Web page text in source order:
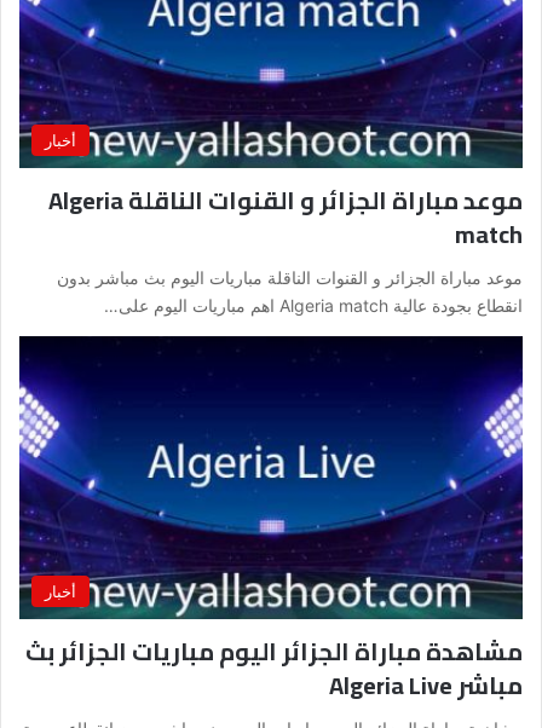
أخبار
موعد مباراة الجزائر و القنوات الناقلة Algeria
match
موعد مباراة الجزائر و القنوات الناقلة مباريات اليوم بث مباشر بدون
انقطاع بجودة عالية Algeria match اهم مباريات اليوم على…
أخبار
مشاهدة مباراة الجزائر اليوم مباريات الجزائر بث
مباشر Algeria Live